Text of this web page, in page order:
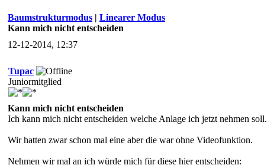
Baumstrukturmodus | Linearer Modus
Kann mich nicht entscheiden
12-12-2014, 12:37
Tupac
Juniormitglied
Kann mich nicht entscheiden
Ich kann mich nicht entscheiden welche Anlage ich jetzt nehmen soll.
Wir hatten zwar schon mal eine aber die war ohne Videofunktion.
Nehmen wir mal an ich würde mich für diese hier entscheiden: